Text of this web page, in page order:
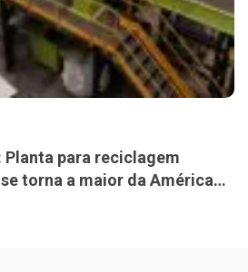
para reciclagem
torna a maior da América